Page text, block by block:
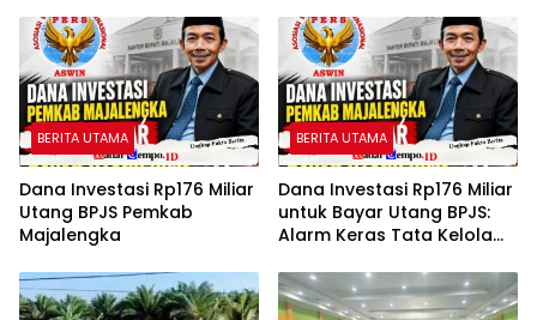
Empati
BERITA UTAMA
Dana Investasi Rp176 Miliar
Utang BPJS Pemkab
Majalengka
BERITA UTAMA
Dana Investasi Rp176 Miliar
untuk Bayar Utang BPJS:
Alarm Keras Tata Kelola
Majalengka Oleh: Aceng
Syamsul Hadie (ASH)